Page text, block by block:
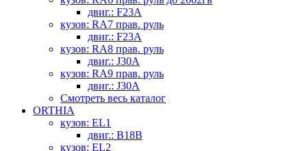
двиг.: F23A
кузов: RA7 прав. руль
двиг.: F23A
кузов: RA8 прав. руль
двиг.: J30A
кузов: RA9 прав. руль
двиг.: J30A
Смотреть весь каталог
ORTHIA
кузов: EL1
двиг.: B18B
кузов: EL2